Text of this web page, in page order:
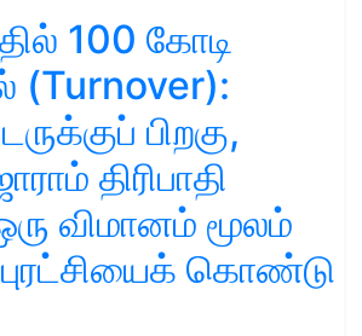
100 கோடி
(Turnover):
பிறகு,
திரிபாதி
விமானம் மூலம்
கொண்டு